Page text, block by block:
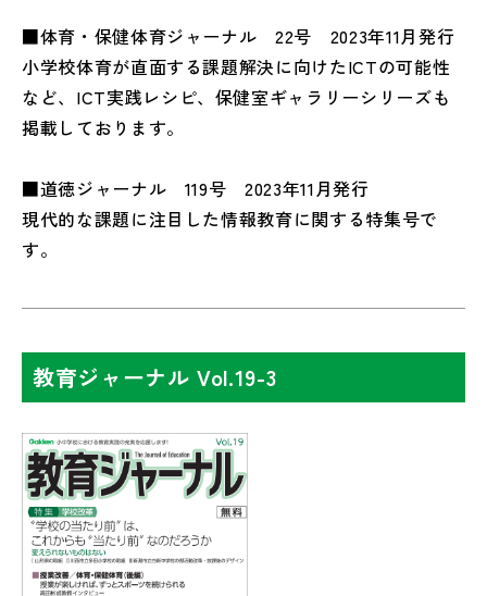
■体育・保健体育ジャーナル 22号 2023年11月発行
小学校体育が直面する課題解決に向けたICTの可能性
など、ICT実践レシピ、保健室ギャラリーシリーズも
掲載しております。
■道徳ジャーナル 119号 2023年11月発行
現代的な課題に注目した情報教育に関する特集号で
す。
教育ジャーナル Vol.19-3